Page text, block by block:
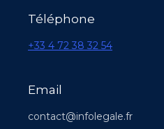
Téléphone
+33 4 72 38 32 54
Email
contact@infolegale.fr